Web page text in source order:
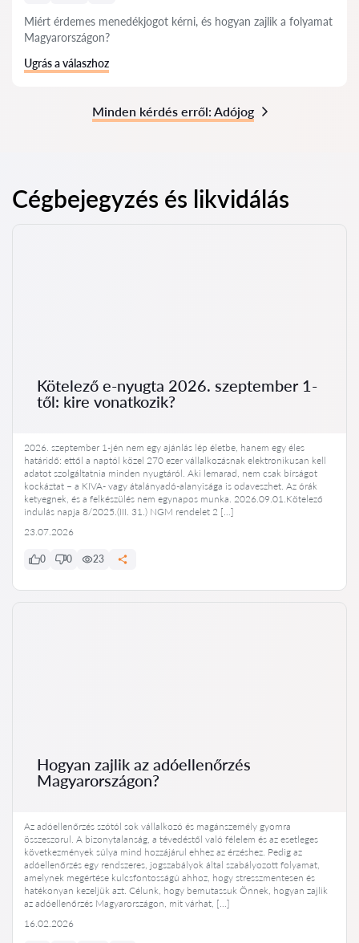
Miért érdemes menedékjogot kérni, és hogyan zajlik a folyamat
Magyarországon?
Ugrás a válaszhoz
Minden kérdés erről: Adójog
Cégbejegyzés és likvidálás
Kötelező e-nyugta 2026. szeptember 1-
től: kire vonatkozik?
2026. szeptember 1-jén nem egy ajánlás lép életbe, hanem egy éles
határidő: ettől a naptól közel 270 ezer vállalkozásnak elektronikusan kell
adatot szolgáltatnia minden nyugtáról. Aki lemarad, nem csak bírságot
kockáztat – a KIVA- vagy átalányadó-alanyisága is odaveszhet. Az órák
ketyegnek, és a felkészülés nem egynapos munka. 2026.09.01.Kötelező
indulás napja 8/2025.(III. 31.) NGM rendelet 2 […]
23.07.2026
0 0 23
Hogyan zajlik az adóellenőrzés
Magyarországon?
Az adóellenőrzés szótól sok vállalkozó és magánszemély gyomra
összeszorul. A bizonytalanság, a tévedéstől való félelem és az esetleges
következmények súlya mind hozzájárul ehhez az érzéshez. Pedig az
adóellenőrzés egy rendszeres, jogszabályok által szabályozott folyamat,
amelynek megértése kulcsfontosságú ahhoz, hogy stresszmentesen és
hatékonyan kezeljük azt. Célunk, hogy bemutassuk Önnek, hogyan zajlik
az adóellenőrzés Magyarországon, mit várhat, […]
16.02.2026